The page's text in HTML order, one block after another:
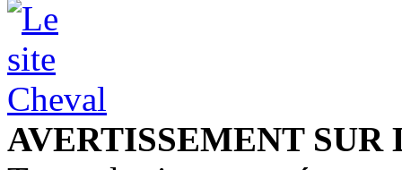
AVERTISSEMENT